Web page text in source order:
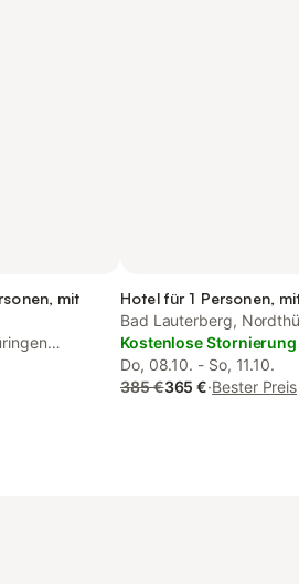
mit
Hotel für 1 Personen,
Bad Lauterberg,
(Deutschland)
Kostenlose Stornierung
Do, 08.10. - So, 11.10.
385 €365 €·Bester Preis